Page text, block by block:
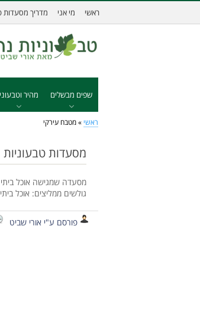
ראשי מי אני מדריך מסעדות
שפים מבשלים מהיר וטבעוני
ראשי » מטבח עירקי
מסעדות טבעוניות
מסעדה שמגישה אוכל
גולשים ממליצים: אוכל
פורסם ע"י אורי שביט